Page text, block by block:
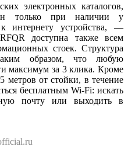
электронных каталогов,
только при наличии у
к интернету устройства, —
доступна также всем
стоек. Структура
образом, что любую
максимум за 3 клика. Кроме
метров от стойки, в течение
бесплатным Wi-Fi: искать
почту или выходить в